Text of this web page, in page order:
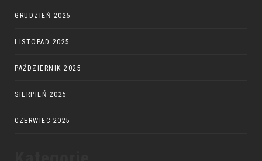
GRUDZIEŃ 2025
LISTOPAD 2025
PAŹDZIERNIK 2025
SIERPIEŃ 2025
CZERWIEC 2025